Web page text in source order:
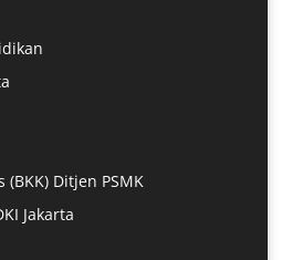
Ditjen PSMK
Jakarta